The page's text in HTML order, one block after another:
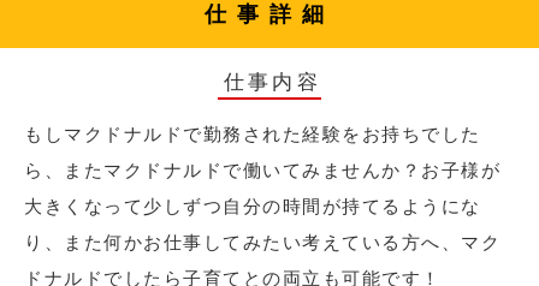
仕事詳細
仕事内容
もしマクドナルドで勤務された経験をお持ちでした
ら、またマクドナルドで働いてみませんか？お子様が
大きくなって少しずつ自分の時間が持てるようにな
り、また何かお仕事してみたい考えている方へ、マク
ドナルドでしたら子育てとの両立も可能です！